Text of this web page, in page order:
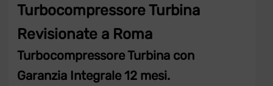
Turbocompressore Turbina
Revisionate a Roma
Turbocompressore Turbina con
Garanzia Integrale 12 mesi.